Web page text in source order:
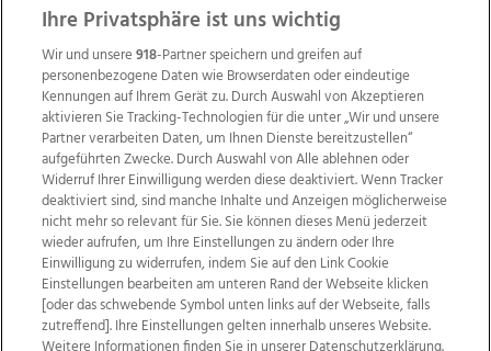
ZUR NACHRICHTENÜBERSICHT
Wir über uns Mediadaten Kontakt
Jobs
Datenschutz
Impressum
AGB Anzeigekunden
Ihre Privatsphäre ist uns wichtig
Wir und unsere918-Partner speichern und greifen auf
personenbezogene Daten wie Browserdaten oder eindeutige
Kennungen auf Ihrem Gerät zu. Durch Auswahl von Akzeptieren
aktivieren Sie Tracking-Technologien für die unter „Wir und unsere
Partner verarbeiten Daten, um Ihnen Dienste bereitzustellen“
aufgeführten Zwecke. Durch Auswahl von Alle ablehnen oder
Widerruf Ihrer Einwilligung werden diese deaktiviert. Wenn Tracker
deaktiviert sind, sind manche Inhalte und Anzeigen möglicherweise
nicht mehr so relevant für Sie. Sie können dieses Menü jederzeit
wieder aufrufen, um Ihre Einstellungen zu ändern oder Ihre
Einwilligung zu widerrufen, indem Sie auf den Link Cookie
Einstellungen bearbeiten am unteren Rand der Webseite klicken
[oder das schwebende Symbol unten links auf der Webseite, falls
zutreffend]. Ihre Einstellungen gelten innerhalb unseres Website.